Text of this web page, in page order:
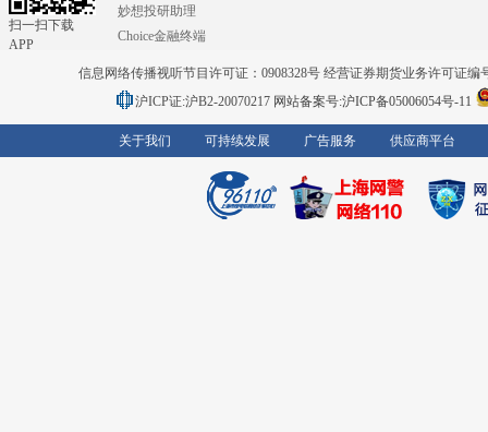
扫一扫下载
APP
妙想投研助理
Choice金融终端
信息网络传播视听节目许可证：0908328号 经营证券期货业务许可证编
沪ICP证:沪B2-20070217 网站备案号:沪ICP备05006054号-11
关于我们 可持续发展 广告服务 供应商平台